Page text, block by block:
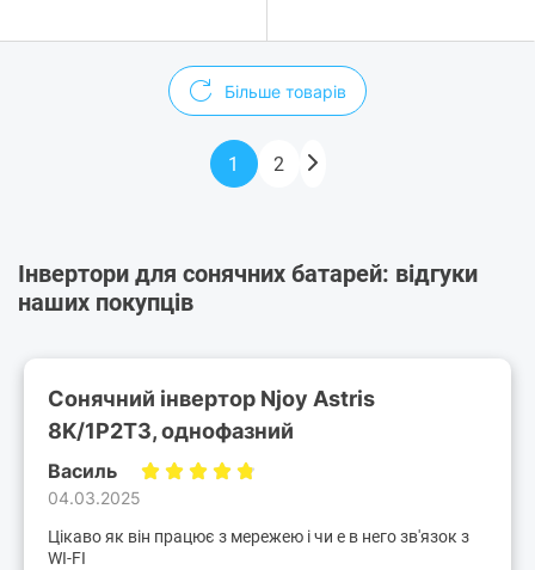
Більше товарів
1 2
Інвертори для сонячних батарей: відгуки
наших покупців
Сонячний інвертор Njoy Astris
8K/1P2T3, однофазний
Василь
04.03.2025
Цікаво як він працює з мережею і чи е в него зв'язок з
WI-FI